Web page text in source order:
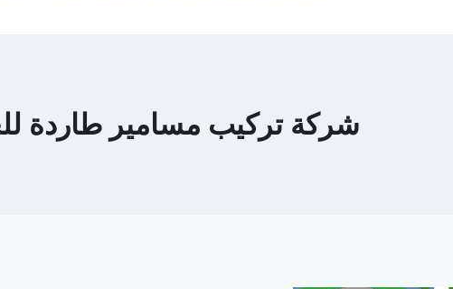
شركة تركيب مسامير طاردة